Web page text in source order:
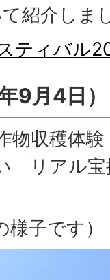
紹介しま
ティバル
9月4日）
物収穫体
「リアル
様子です）